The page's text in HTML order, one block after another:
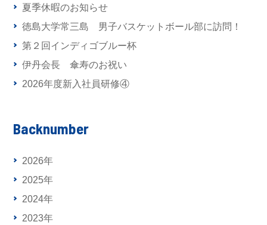
夏季休暇のお知らせ
徳島大学常三島 男子バスケットボール部に訪問！
第２回インディゴブルー杯
伊丹会長 傘寿のお祝い
2026年度新入社員研修④
Backnumber
2026年
2025年
2024年
2023年